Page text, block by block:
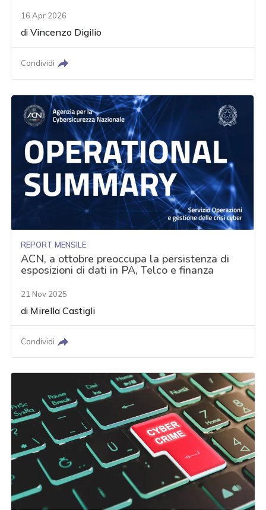
16 Apr 2026
diVincenzo Digilio
Condividi
REPORT MENSILE
ACN, a ottobre preoccupa la persistenza di
esposizioni di dati in PA, Telco e finanza
21 Nov 2025
di Mirella Castigli
Condividi